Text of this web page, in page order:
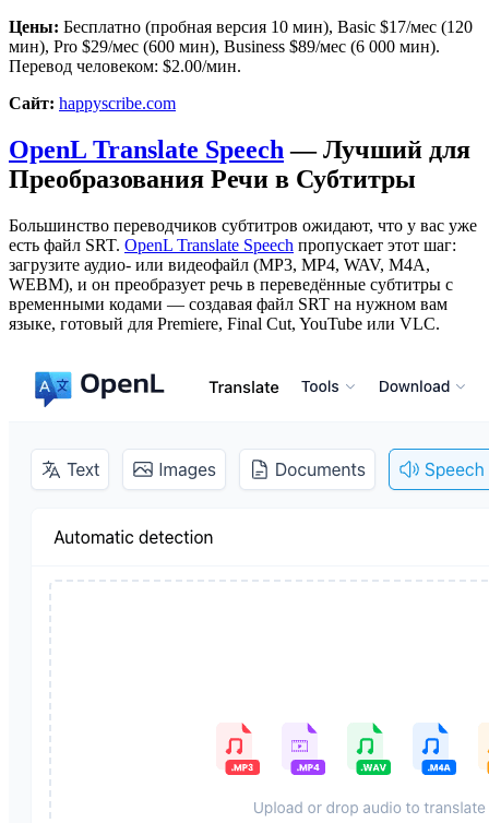
Цены: Бесплатно (пробная версия 10 мин), Basic $17/мес (120
мин), Pro $29/мес (600 мин), Business $89/мес (6 000 мин).
Перевод человеком: $2.00/мин.
Сайт: happyscribe.com
OpenL Translate Speech — Лучший для
Преобразования Речи в Субтитры
Большинство переводчиков субтитров ожидают, что у вас уже
есть файл SRT. OpenL Translate Speech пропускает этот шаг:
загрузите аудио- или видеофайл (MP3, MP4, WAV, M4A,
WEBM), и он преобразует речь в переведённые субтитры с
временными кодами — создавая файл SRT на нужном вам
языке, готовый для Premiere, Final Cut, YouTube или VLC.